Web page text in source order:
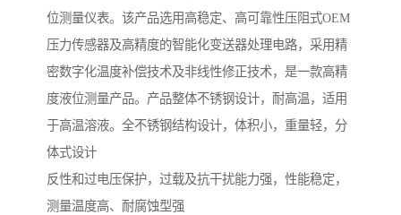
位测量仪表。该产品选用高稳定、高可靠性压阻式OEM
压力传感器及高精度的智能化变送器处理电路，采用精
密数字化温度补偿技术及非线性修正技术，是一款高精
度液位测量产品。产品整体不锈钢设计，耐高温，适用
于高温溶液。全不锈钢结构设计，体积小，重量轻，分
体式设计
反性和过电压保护，过载及抗干扰能力强，性能稳定，
测量温度高、耐腐蚀型强